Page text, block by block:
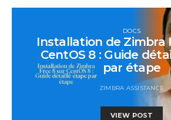
DOCS
Installation de Zimbra
CentOS 8 : Guide
par étape
ZIMBRA ASSISTANCE
VIEW POST